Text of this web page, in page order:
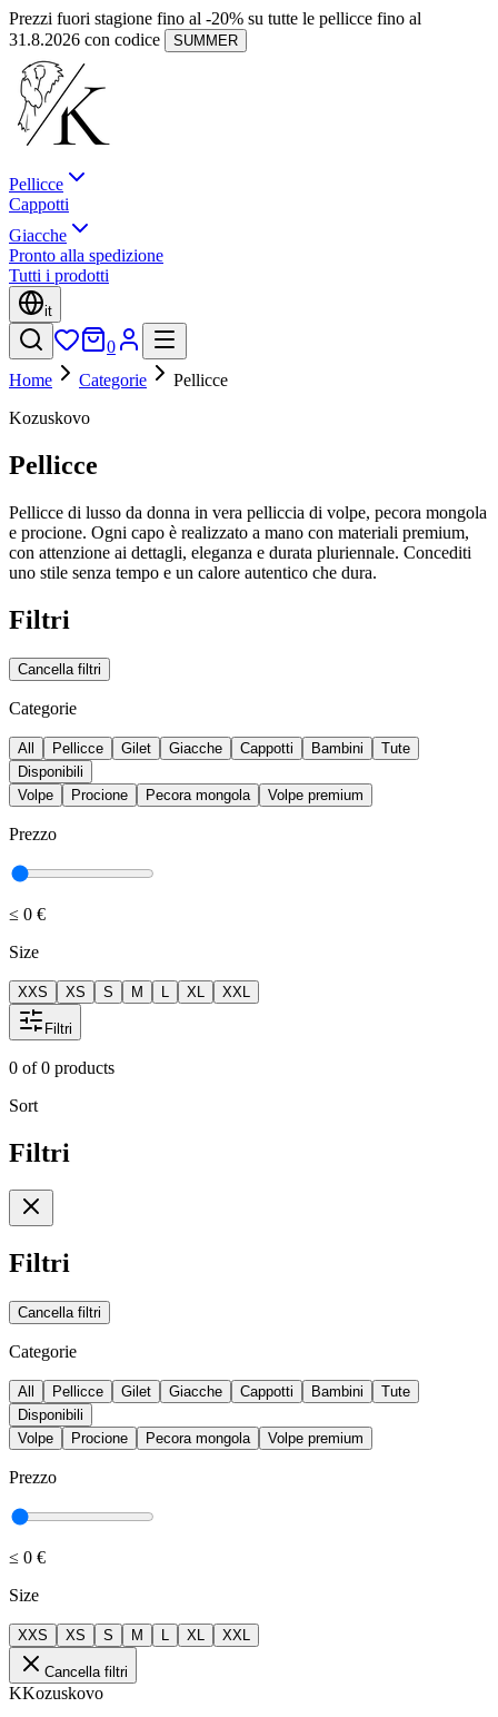
Prezzi fuori stagione fino al -20% su tutte le pellicce fino al
31.8.2026 con codice
SUMMER
Pellicce
Cappotti
Giacche
Pronto alla spedizione
Tutti i prodotti
it
0
Home
Categorie
Pellicce
Kozuskovo
Pellicce
Pellicce di lusso da donna in vera pelliccia di volpe, pecora mongola
e procione. Ogni capo è realizzato a mano con materiali premium,
con attenzione ai dettagli, eleganza e durata pluriennale. Concediti
uno stile senza tempo e un calore autentico che dura.
Filtri
Cancella filtri
Categorie
All Pellicce Gilet Giacche Cappotti Bambini
Tute
Disponibili
Volpe
Procione Pecora mongola Volpe premium
Prezzo
≤ 0 €
Size
XXS XS S M L XL XXL
Filtri
0 of0 products
Sort
Filtri
Filtri
Cancella filtri
Categorie
All Pellicce Gilet Giacche Cappotti Bambini
Tute
Disponibili
Volpe
Procione Pecora mongola Volpe premium
Prezzo
≤ 0 €
Size
XXS XS S M L XL XXL
Cancella filtri
KKozuskovo